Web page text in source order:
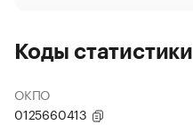
Коды статистики
ОКПО
0125660413